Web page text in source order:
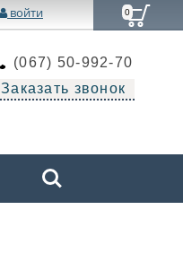
войти
(067) 50-992-70
Заказать звонок
Search
0